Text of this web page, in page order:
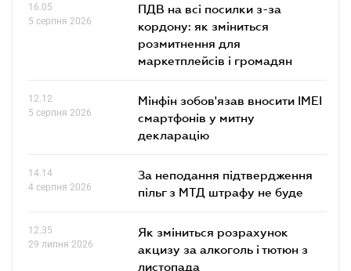
16.05
5 серпня 2026
ПДВ на всі посилки з-за
кордону: як зміниться
розмитнення для
маркетплейсів і громадян
12.12
5 серпня 2026
Мінфін зобов'язав вносити IMEI
смартфонів у митну
декларацію
14.14
4 серпня 2026
За неподання підтвердження
пільг з МТД штрафу не буде
12.35
29 липня 2026
Як зміниться розрахунок
акцизу за алкоголь і тютюн з
листопада